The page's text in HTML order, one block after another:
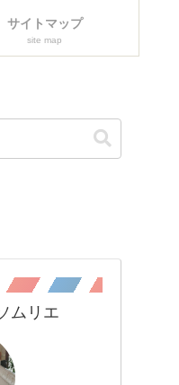
サイトマップ
site map
ムリエ